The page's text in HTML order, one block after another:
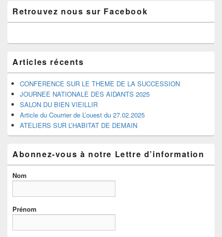
principale
de
pour
barre
latérale
Retrouvez nous sur Facebook
Articles récents
CONFERENCE SUR LE THEME DE LA SUCCESSION
JOURNEE NATIONALE DES AIDANTS 2025
SALON DU BIEN VIEILLIR
Article du Courrier de L’ouest du 27.02.2025
ATELIERS SUR L’HABITAT DE DEMAIN
Abonnez-vous à notre Lettre d’information
Nom
Prénom